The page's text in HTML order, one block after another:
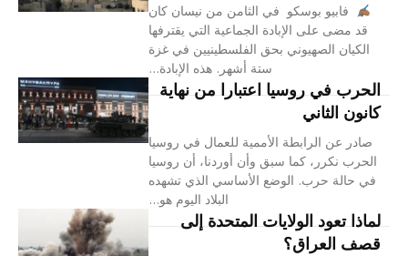
فابيو بوسكو في الثامن من نيسان كان
قد مضى على الإبادة الجماعية التي يقترفها
الكيان الصهيوني بحق الفلسطينيين في غزة
ستة أشهر. هذه الإبادة...
الحرب في روسيا اعتبارا من نهاية
كانون الثاني
صادر عن الرابطة الأممية للعمال في روسيا
الحرب نكرر، كما سبق وأن أوردنا، أن روسيا
في حالة حرب. الوضع الأساسي الذي تشهده
البلاد اليوم هو...
لماذا تعود الولايات المتحدة إلى
قصف العراق؟